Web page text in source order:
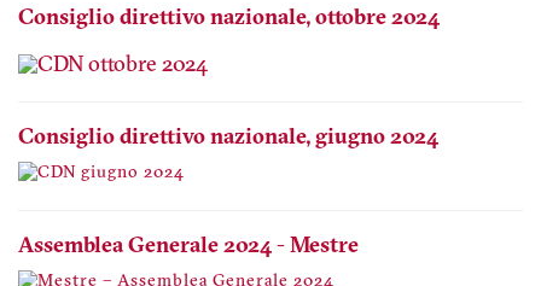
Consiglio direttivo nazionale, ottobre 2024
Consiglio direttivo nazionale, giugno 2024
Assemblea Generale 2024 - Mestre